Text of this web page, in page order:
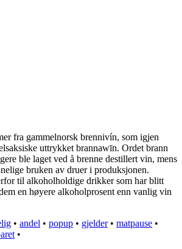
fra gammelnorsk brennivín, som igjen
uttrykket brannawīn. Ordet brann
ble laget ved å brenne destillert vin, mens
bruken av druer i produksjonen.
til alkoholholdige drikker som har blitt
en høyere alkoholprosent enn vanlig vin
• andel • popup • gjelder• matpause •
•